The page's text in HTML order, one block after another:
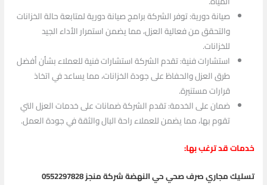
صيانة دورية: توفر الشركة برامج صيانة دورية لمتابعة حالة الخزانات
والتحقق من فعالية العزل، مما يضمن استمرار الأداء الجيد
للخزانات.
استشارات فنية: تقدم الشركة استشارات فنية للعملاء بشأن أفضل
طرق العزل والحفاظ على جودة الخزانات، مما يساعد في اتخاذ
قرارات مستنيرة.
ضمان على الخدمة: تقدم الشركة ضمانات على خدمات العزل التي
تقوم بها، مما يضمن للعملاء راحة البال والثقة في جودة العمل.
خدمات قد ترغب بها:
تسليك مجاري صرف صحي حي النهضة شركة منجز 0552297828